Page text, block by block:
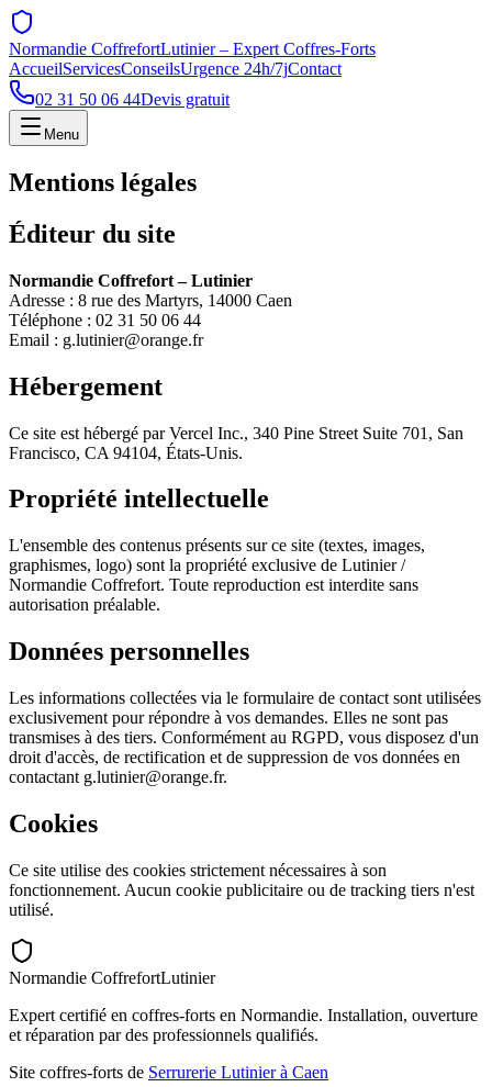
Normandie CoffrefortLutinier – Expert Coffres-Forts
AccueilServicesConseilsUrgence 24h/7jContact
02 31 50 06 44Devis gratuit
Menu
Mentions légales
Éditeur du site
Normandie Coffrefort – Lutinier
Adresse : 8 rue des Martyrs, 14000 Caen
Téléphone : 02 31 50 06 44
Email : g.lutinier@orange.fr
Hébergement
Ce site est hébergé par Vercel Inc., 340 Pine Street Suite 701, San
Francisco, CA 94104, États-Unis.
Propriété intellectuelle
L'ensemble des contenus présents sur ce site (textes, images,
graphismes, logo) sont la propriété exclusive de Lutinier /
Normandie Coffrefort. Toute reproduction est interdite sans
autorisation préalable.
Données personnelles
Les informations collectées via le formulaire de contact sont utilisées
exclusivement pour répondre à vos demandes. Elles ne sont pas
transmises à des tiers. Conformément au RGPD, vous disposez d'un
droit d'accès, de rectification et de suppression de vos données en
contactant g.lutinier@orange.fr.
Cookies
Ce site utilise des cookies strictement nécessaires à son
fonctionnement. Aucun cookie publicitaire ou de tracking tiers n'est
utilisé.
Normandie CoffrefortLutinier
Expert certifié en coffres-forts en Normandie. Installation, ouverture
et réparation par des professionnels qualifiés.
Site coffres-forts de Serrurerie Lutinier à Caen